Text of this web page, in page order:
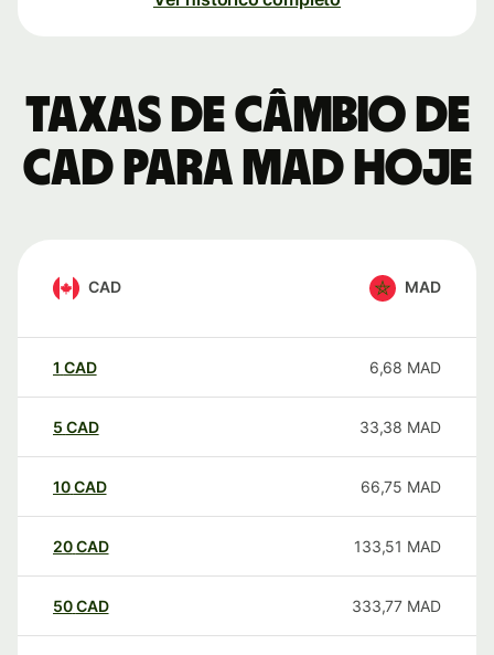
Taxas de câmbio de
CAD para MAD hoje
CAD MAD
1 CAD 6,68 MAD
5 CAD 33,38 MAD
10CAD 66,75 MAD
20CAD 133,51 MAD
50CAD 333,77 MAD